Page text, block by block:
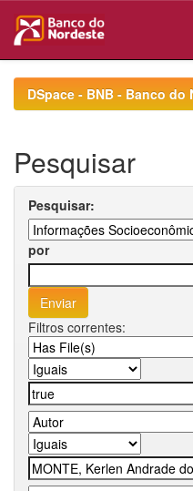
navigationDSpace - BNB - Banco
Pesquisar
Pesquisar:
por
Filtros correntes: